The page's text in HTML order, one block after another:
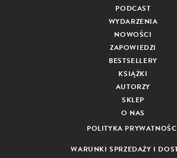
PODCAST
WYDARZENIA
NOWOŚCI
ZAPOWIEDZI
BESTSELLERY
KSIĄŻKI
AUTORZY
SKLEP
O NAS
POLITYKA
WARUNKI SPRZEDAŻY I